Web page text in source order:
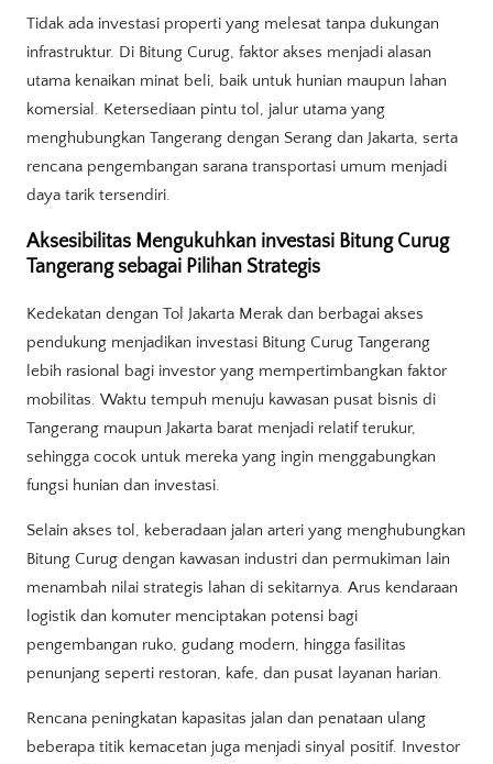
Tidak ada investasi properti yang melesat tanpa dukungan
infrastruktur. Di Bitung Curug, faktor akses menjadi alasan
utama kenaikan minat beli, baik untuk hunian maupun lahan
komersial. Ketersediaan pintu tol, jalur utama yang
menghubungkan Tangerang dengan Serang dan Jakarta, serta
rencana pengembangan sarana transportasi umum menjadi
daya tarik tersendiri.
Aksesibilitas Mengukuhkan investasi Bitung Curug
Tangerang sebagai Pilihan Strategis
Kedekatan dengan Tol Jakarta Merak dan berbagai akses
pendukung menjadikan investasi Bitung Curug Tangerang
lebih rasional bagi investor yang mempertimbangkan faktor
mobilitas. Waktu tempuh menuju kawasan pusat bisnis di
Tangerang maupun Jakarta barat menjadi relatif terukur,
sehingga cocok untuk mereka yang ingin menggabungkan
fungsi hunian dan investasi.
Selain akses tol, keberadaan jalan arteri yang menghubungkan
Bitung Curug dengan kawasan industri dan permukiman lain
menambah nilai strategis lahan di sekitarnya. Arus kendaraan
logistik dan komuter menciptakan potensi bagi
pengembangan ruko, gudang modern, hingga fasilitas
penunjang seperti restoran, kafe, dan pusat layanan harian.
Rencana peningkatan kapasitas jalan dan penataan ulang
beberapa titik kemacetan juga menjadi sinyal positif. Investor